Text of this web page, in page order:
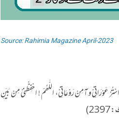
Source: Rahimia Magazine April-2023
! اسْتُرْ عَوْرَاتِیْ و آمِنْ رَوْعَاتِیْ، اللّٰھُمّ ! احْفِظْنِیْ مِنْ بَیَنِ